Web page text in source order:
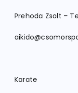
Prehoda Zsolt –
Karate